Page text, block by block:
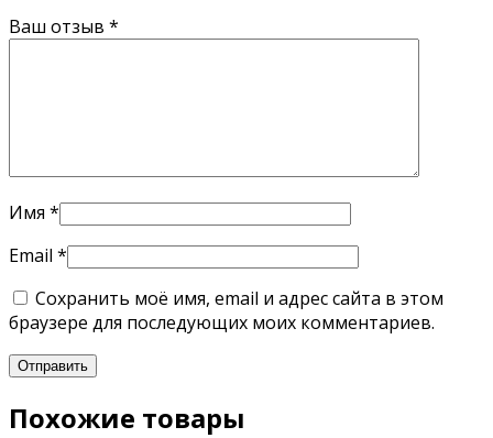
Ваш отзыв *
Имя *
Email *
Сохранить моё имя, email и адрес сайта в этом
браузере для последующих моих комментариев.
Похожие товары